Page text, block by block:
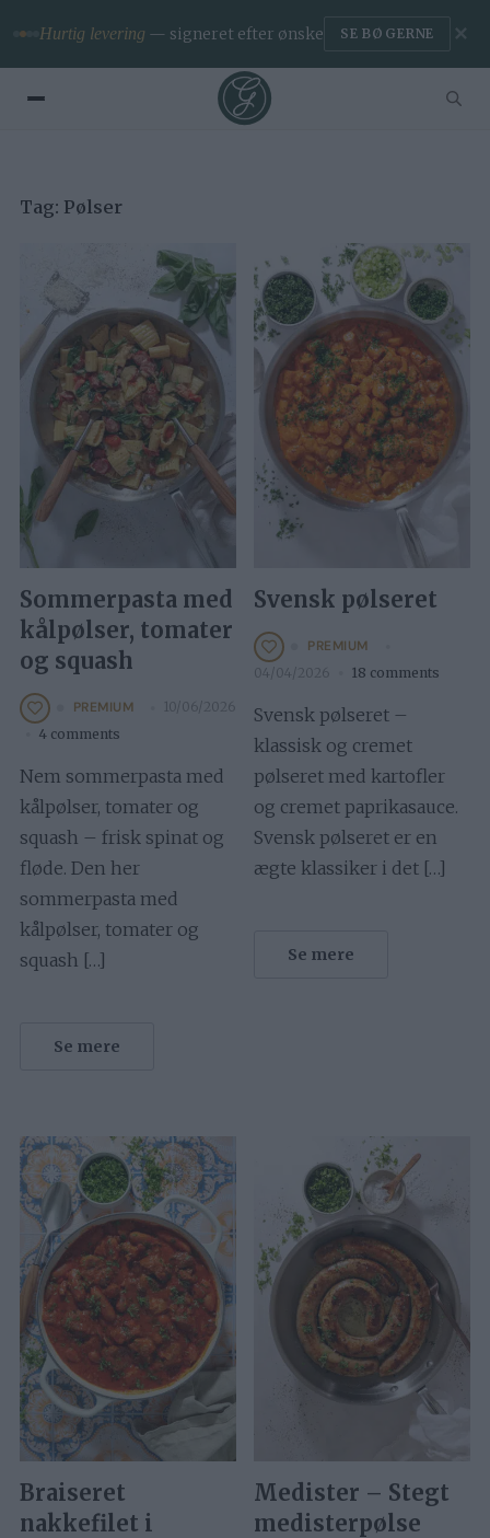
Hurtig levering — signeret efter ønske SE BØGERNE ✕
Tag: Pølser
Sommerpasta med
kålpølser, tomater
og squash
PREMIUM
10/06/2026
4 comments
Nem sommerpasta med
kålpølser, tomater og
squash – frisk spinat og
fløde. Den her
sommerpasta med
kålpølser, tomater og
squash […]
Se mere
Svensk pølseret
PREMIUM
04/04/2026 18 comments
Svensk pølseret –
klassisk og cremet
pølseret med kartofler
og cremet paprikasauce.
Svensk pølseret er en
ægte klassiker i det […]
Se mere
Braiseret
nakkefilet i
Medister – Stegt
medisterpølse